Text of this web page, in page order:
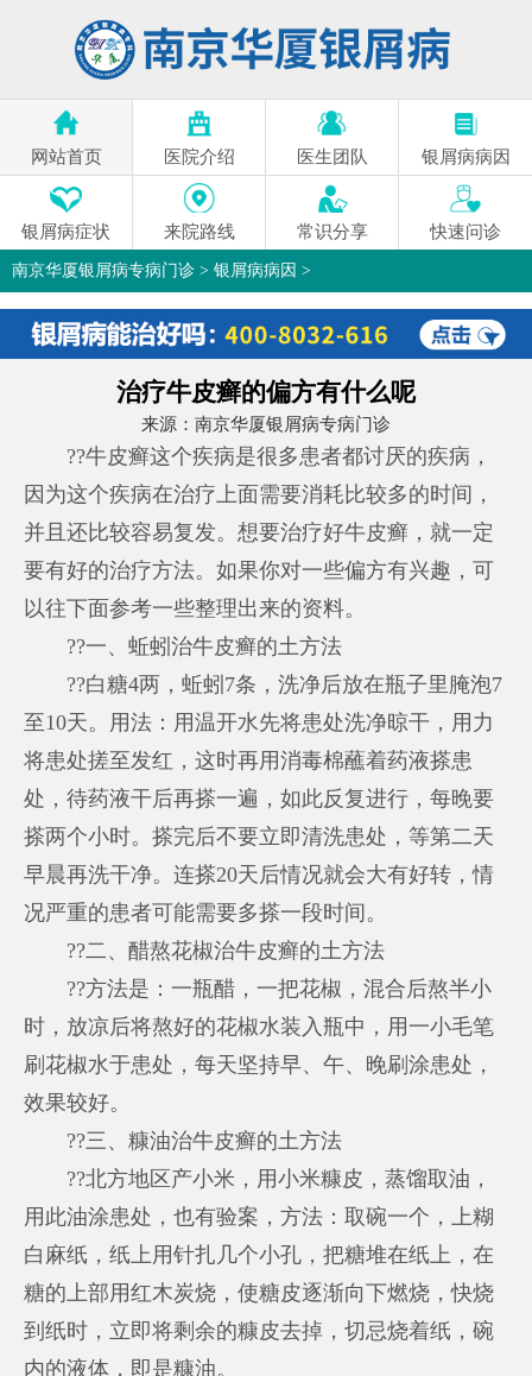
网站首页 医院介绍 医生团队 银屑病病因
银屑病症状 来院路线 常识分享 快速问诊
南京华厦银屑病专病门诊 > 银屑病病因 >
治疗牛皮癣的偏方有什么呢
来源： 南京华厦银屑病专病门诊
??牛皮癣这个疾病是很多患者都讨厌的疾病，
因为这个疾病在治疗上面需要消耗比较多的时间，
并且还比较容易复发。想要治疗好牛皮癣，就一定
要有好的治疗方法。如果你对一些偏方有兴趣，可
以往下面参考一些整理出来的资料。
??一、蚯蚓治牛皮癣的土方法
??白糖4两，蚯蚓7条，洗净后放在瓶子里腌泡7
至10天。用法：用温开水先将患处洗净晾干，用力
将患处搓至发红，这时再用消毒棉蘸着药液搽患
处，待药液干后再搽一遍，如此反复进行，每晚要
搽两个小时。搽完后不要立即清洗患处，等第二天
早晨再洗干净。连搽20天后情况就会大有好转，情
况严重的患者可能需要多搽一段时间。
??二、醋熬花椒治牛皮癣的土方法
??方法是：一瓶醋，一把花椒，混合后熬半小
时，放凉后将熬好的花椒水装入瓶中，用一小毛笔
刷花椒水于患处，每天坚持早、午、晚刷涂患处，
效果较好。
??三、糠油治牛皮癣的土方法
??北方地区产小米，用小米糠皮，蒸馏取油，
用此油涂患处，也有验案，方法：取碗一个，上糊
白麻纸，纸上用针扎几个小孔，把糖堆在纸上，在
糖的上部用红木炭烧，使糖皮逐渐向下燃烧，快烧
到纸时，立即将剩余的糠皮去掉，切忌烧着纸，碗
内的液体，即是糠油。